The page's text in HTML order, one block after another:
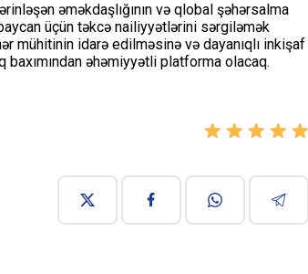
əməkdaşlığının və qlobal şəhərsalma
üçün təkcə nailiyyətlərini sərgiləmək
mühitinin idarə edilməsinə və dayanıqlı inkişaf
əhəmiyyətli platforma olacaq.